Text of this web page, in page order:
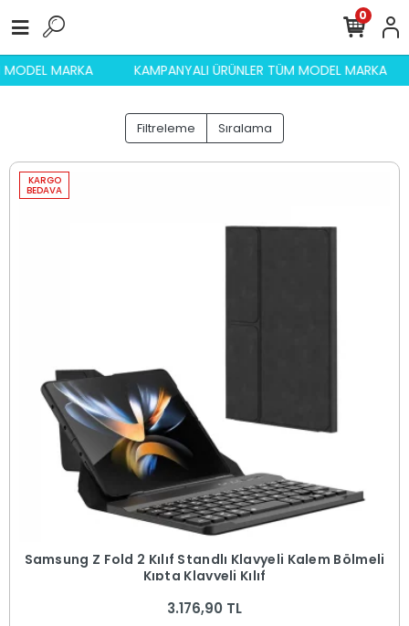
MODEL MARKA KAMPANYALI ÜRÜNLER TÜM MODEL MARKA
0
Filtreleme Sıralama
KARGO
BEDAVA
Samsung Z Fold 2 Kılıf Standlı Klavyeli Kalem Bölmeli
Kıpta Klavyeli Kılıf
3.176,90 TL